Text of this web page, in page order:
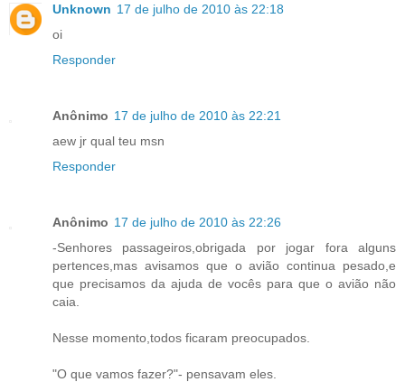
Unknown 17 de julho de 2010 às 22:18
oi
Responder
Anônimo 17 de julho de 2010 às 22:21
aew jr qual teu msn
Responder
Anônimo 17 de julho de 2010 às 22:26
-Senhores passageiros,obrigada por jogar fora alguns
pertences,mas avisamos que o avião continua pesado,e
que precisamos da ajuda de vocês para que o avião não
caia.
Nesse momento,todos ficaram preocupados.
"O que vamos fazer?"- pensavam eles.